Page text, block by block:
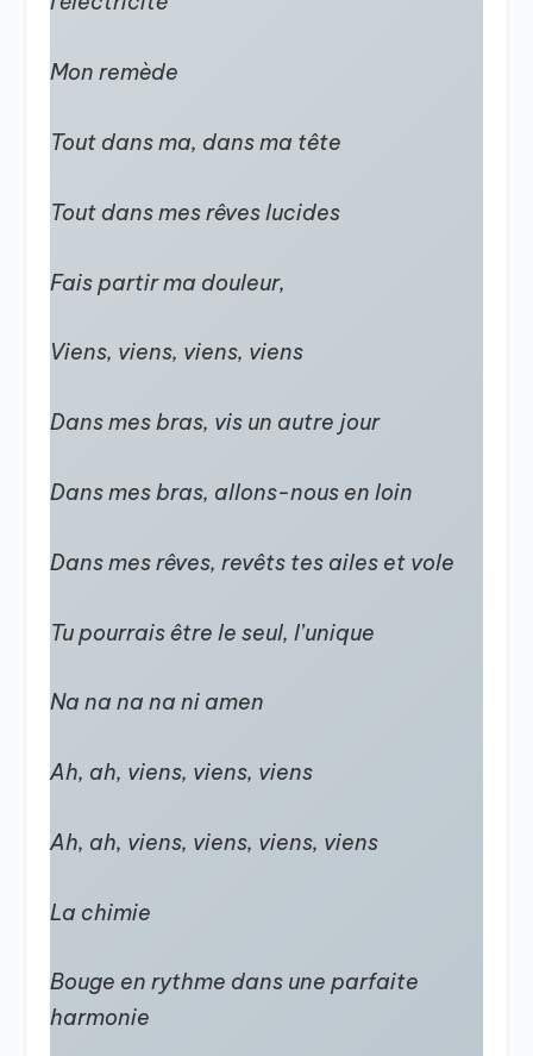
Mon remède
Tout dans ma, dans ma tête
Tout dans mes rêves lucides
Fais partir ma douleur,
Viens, viens, viens, viens
Dans mes bras, vis un autre jour
Dans mes bras, allons-nous en loin
Dans mes rêves, revêts tes ailes et vole
Tu pourrais être le seul, l’unique
Na na na na ni amen
Ah, ah, viens, viens, viens
Ah, ah, viens, viens, viens, viens
La chimie
Bouge en rythme dans une parfaite
harmonie